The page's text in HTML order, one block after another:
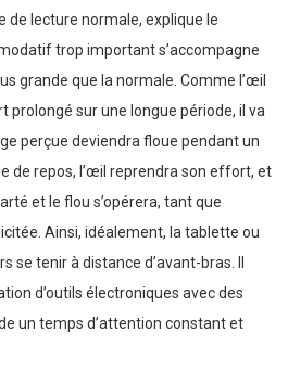
de lecture normale, explique le
trop important s’accompagne
grande que la normale. Comme l’œil
sur une longue période, il va
perçue deviendra floue pendant un
de repos, l’œil reprendra son effort, et
et le flou s’opérera, tant que
Ainsi, idéalement, la tablette ou
se tenir à distance d’avant-bras. Il
d’outils électroniques avec des
un temps d’attention constant et